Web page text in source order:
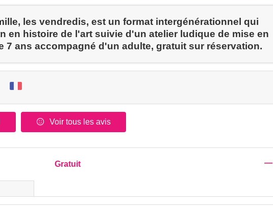
les vendredis, est un format intergénérationnel qui
en histoire de l'art suivie d'un atelier ludique de mise en
7 ans accompagné d'un adulte, gratuit sur réservation.
Voir tous les avis
Gratuit —